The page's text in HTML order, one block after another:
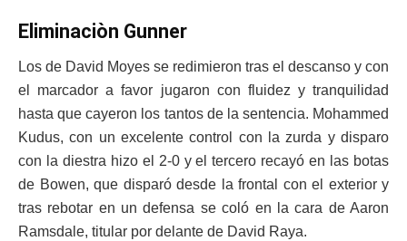
Eliminaciòn Gunner
Los de David Moyes se redimieron tras el descanso y con
el marcador a favor jugaron con fluidez y tranquilidad
hasta que cayeron los tantos de la sentencia. Mohammed
Kudus, con un excelente control con la zurda y disparo
con la diestra hizo el 2-0 y el tercero recayó en las botas
de Bowen, que disparó desde la frontal con el exterior y
tras rebotar en un defensa se coló en la cara de Aaron
Ramsdale, titular por delante de David Raya.